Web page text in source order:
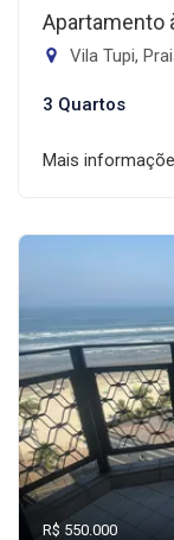
Apartamento
Vila Tupi,
3 Quartos
Mais
R$ 550.000